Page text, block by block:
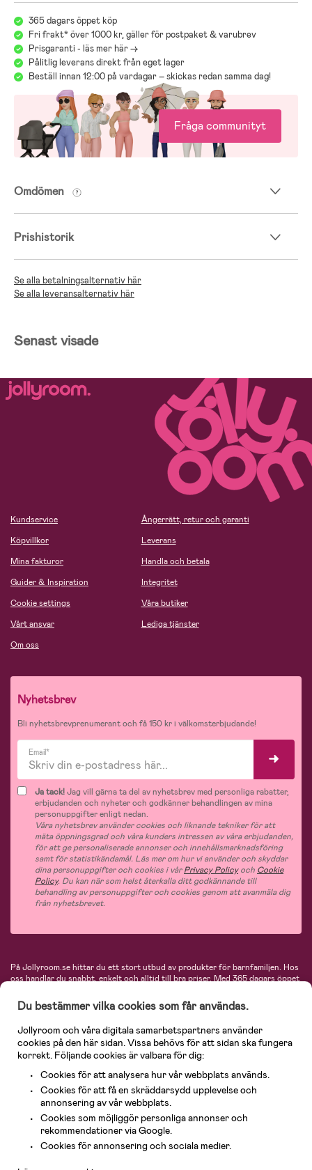
365 dagars öppet köp
Fri frakt* över 1000 kr, gäller för postpaket & varubrev
Prisgaranti - läs mer här ->
Pålitlig leverans direkt från eget lager
Beställ innan 12:00 på vardagar – skickas redan samma dag!
Fråga communityt
Omdömen
Prishistorik
Se alla betalningsalternativ här
Se alla leveransalternativ här
Senast visade
Kundservice
Köpvillkor
Mina fakturor
Guider & Inspiration
Cookie settings
Vårt ansvar
Om oss
Ångerrätt, retur och garanti
Leverans
Handla och betala
Integritet
Våra butiker
Lediga tjänster
Nyhetsbrev
Bli nyhetsbrevprenumerant och få 150 kr i välkomsterbjudande!
Email*
Ja tack!Jag vill gärna ta del av nyhetsbrev med personliga rabatter,
erbjudanden och nyheter och godkänner behandlingen av mina
personuppgifter enligt nedan.
Våra nyhetsbrev använder cookies och liknande tekniker för att
mäta öppningsgrad och våra kunders intressen av våra erbjudanden,
för att ge personaliserade annonser och innehållsmarknadsföring
samt för statistikändamål. Läs mer om hur vi använder och skyddar
dina personuppgifter och cookies i vårPrivacy Policyoch Cookie
Policy. Du kan när som helst återkalla ditt godkännande till
behandling av personuppgifter och cookies genom att avanmäla dig
från nyhetsbrevet.
På Jollyroom.se hittar du ett stort utbud av produkter för barnfamiljen. Hos
oss handlar du snabbt, enkelt och alltid till bra priser.Med 365 dagars öppet
hos oss. I vårt sortiment hittar du barnvagnar, bilstolar, kläder för barn och
baby, produkter för mamman, massor av inspirerande inredning, leksaker,
babyprodukter och mycket mer. Vi erbjuder produkter från välkända
varumärken så som Britax, Maxi-Cosi, Baby Jogger, BabyBjörn, Didriksons,
KidKraft, Ergobaby, Philips Avent, Neonate, Cybex, LEGO och många fler.
Välkommen in och kika runt i Nordens största barn- och babybutik på nätet!
Du bestämmer vilka cookies som får användas.
Jollyroom och våra digitala samarbetspartners använder
cookies på den här sidan. Vissa behövs för att sidan ska fungera
korrekt. Följande cookies är valbara för dig:
Cookies för att analysera hur vår webbplats används.
Cookies för att få en skräddarsydd upplevelse och
annonsering av vår webbplats.
Cookies som möjliggör personliga annonser och
rekommendationer via Google.
Cookies för annonsering och sociala medier.